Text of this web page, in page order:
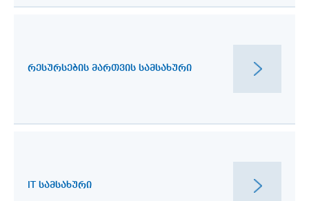
ᲠᲔᲡᲣᲠᲡᲔᲑᲘᲡ ᲛᲐᲠᲗᲕᲘᲡ ᲡᲐᲛᲡᲐᲮᲣᲠᲘ
IT ᲡᲐᲛᲡᲐᲮᲣᲠᲘ